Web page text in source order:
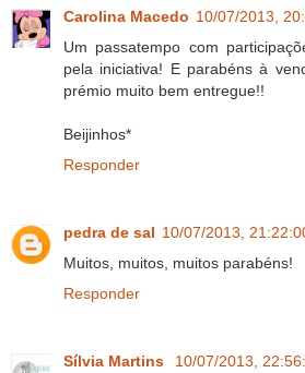
Carolina Macedo 10/07/2013,
Um passatempo com
pela iniciativa! E parabéns à
prémio muito bem entregue!!
Beijinhos*
Responder
pedra de sal 10/07/2013,
Muitos, muitos, muitos parabéns!
Responder
Sílvia Martins
10/07/2013,